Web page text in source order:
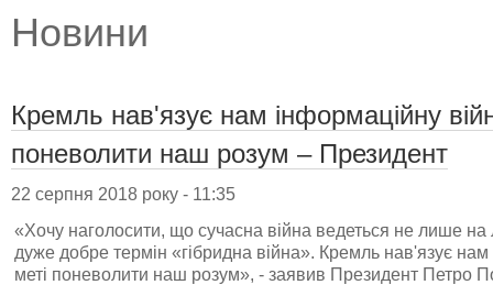
Новини
Кремль нав'язує нам інформаційну
поневолити наш розум – Президент
22 серпня 2018 року - 11:35
«Хочу наголосити, що сучасна війна ведеться не лише на
дуже добре термін «гібридна війна». Кремль нав'язує
меті поневолити наш розум», - заявив Президент Петро